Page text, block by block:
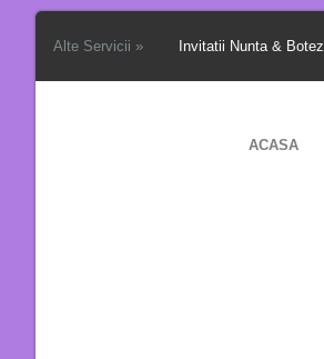
Alte Servicii » Invitatii Nunta & Botez
ACASA